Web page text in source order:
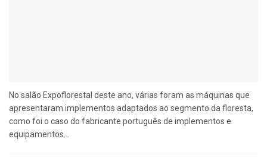
No salão Expoflorestal deste ano, várias foram as máquinas que
apresentaram implementos adaptados ao segmento da floresta,
como foi o caso do fabricante português de implementos e
equipamentos...